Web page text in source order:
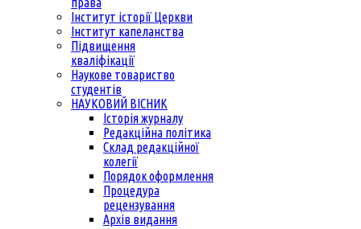
Інститут історії Церкви
Інститут капеланства
Підвищення
кваліфікації
Наукове товариство
студентів
НАУКОВИЙ ВІСНИК
Історія журналу
Редакційна політика
Склад редакційної
колегії
Порядок оформлення
Процедура
рецензування
Архів видання